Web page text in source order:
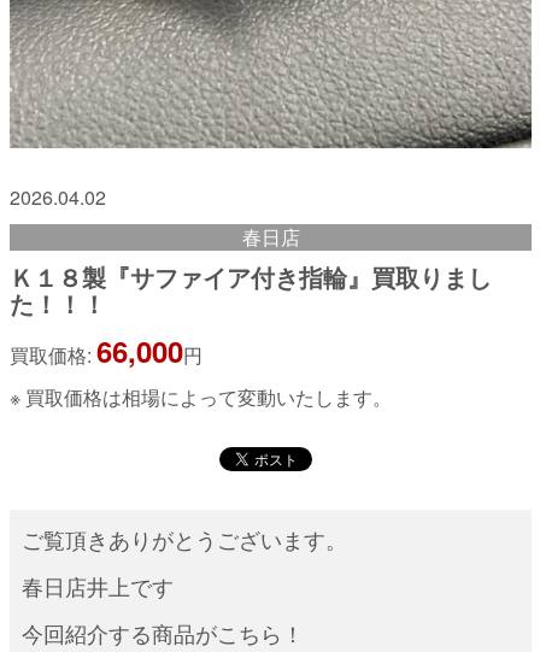
2026.04.02
春日店
Ｋ１８製『サファイア付き指輪』買取りまし
た！！！
買取価格: 66,000円
※ 買取価格は相場によって変動いたします。
ご覧頂きありがとうございます。
春日店井上です
今回紹介する商品がこちら！